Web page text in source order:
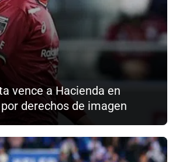
vence a Hacienda en
derechos de imagen